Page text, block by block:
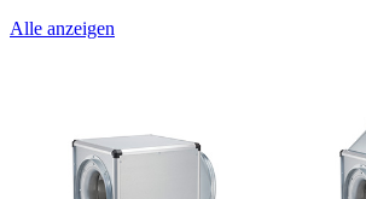
Alle anzeigen